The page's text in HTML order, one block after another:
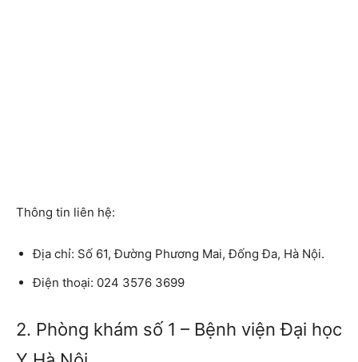
Thông tin liên hệ:
Địa chỉ: Số 61, Đường Phương Mai, Đống Đa, Hà Nội.
Điện thoại: 024 3576 3699
2. Phòng khám số 1 – Bệnh viện Đại học